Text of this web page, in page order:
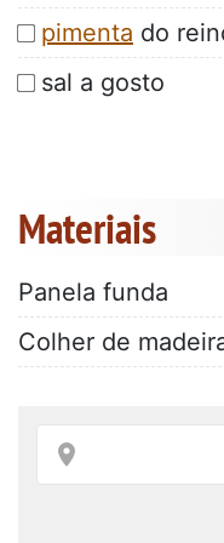
pimenta do
sal a gosto
Materiais
Panela funda
Colher de